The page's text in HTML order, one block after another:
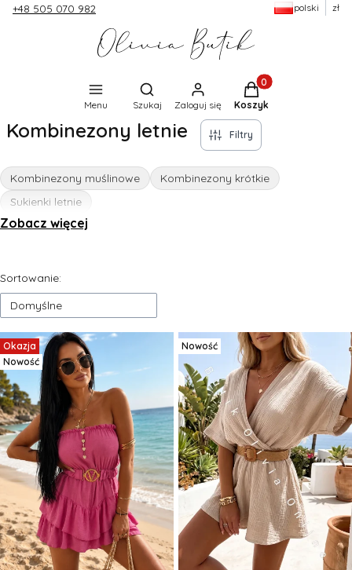
+48 505 070 982 polski zł
Menu
Otwórz wyszukiwarkę
Szukaj Zaloguj się
Produkty w
Koszyk
Kombinezony letnie Filtry
Kombinezony muślinowe
Kombinezony krótkie
Sukienki letnie
Zobacz więcej
Lista produktów
Sortowanie:
Domyślne
Okazja
Nowość
Nowość